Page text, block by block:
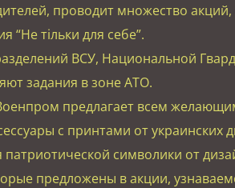
проводит множество акций,
“Не тільки для себе”.
ВСУ, Национальной
задания в зоне АТО.
предлагает всем
с принтами от украинских
символики от
предложены в акции,